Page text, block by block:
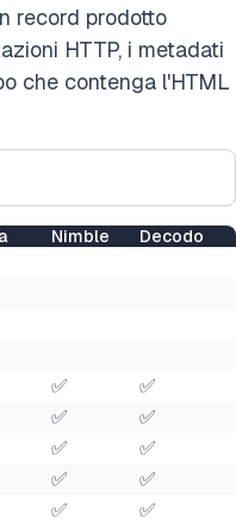
record prodotto
HTTP, i metadati
che contenga l'HTML
Nimble Decodo
✅
✅
✅
✅
✅
✅
✅
✅
✅
✅